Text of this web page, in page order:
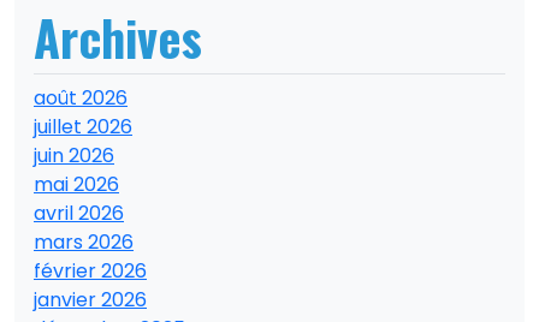
Archives
août 2026
juillet 2026
juin 2026
mai 2026
avril 2026
mars 2026
février 2026
janvier 2026